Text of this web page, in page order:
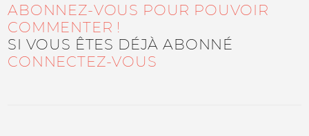
ABONNEZ-VOUS POUR POUVOIR
COMMENTER !
SI VOUS ÊTES DÉJÀ ABONNÉ
CONNECTEZ-VOUS